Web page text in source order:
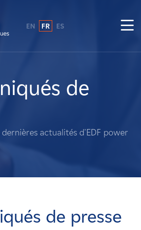
EN FR ES
de
actualités d'EDF power
de presse